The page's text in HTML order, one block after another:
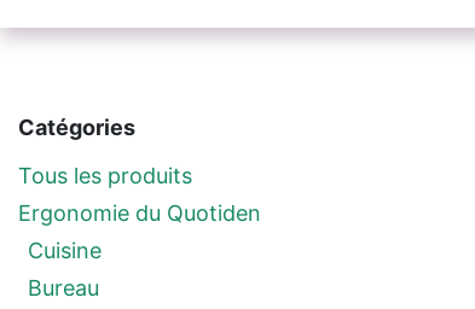
Catégories
Tous les produits
Ergonomie du Quotiden
Cuisine
Bureau